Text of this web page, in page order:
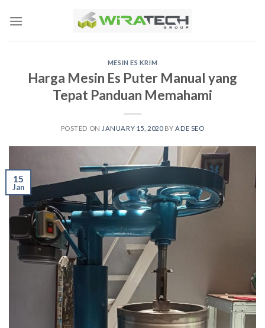
MESIN ES KRIM
Harga Mesin Es Puter Manual yang
Tepat Panduan Memahami
POSTED ON JANUARY 15, 2020BY ADE SEO
15
Jan